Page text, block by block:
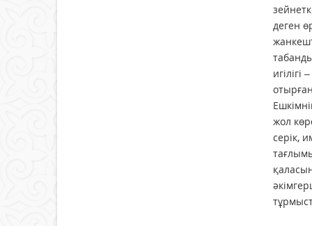
деген
жол
серік,